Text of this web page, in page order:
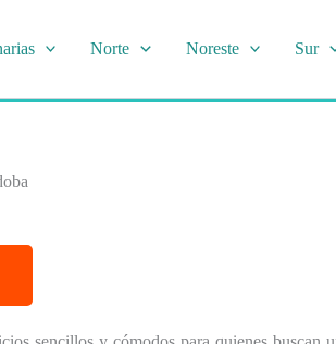
Norte Noreste Sur